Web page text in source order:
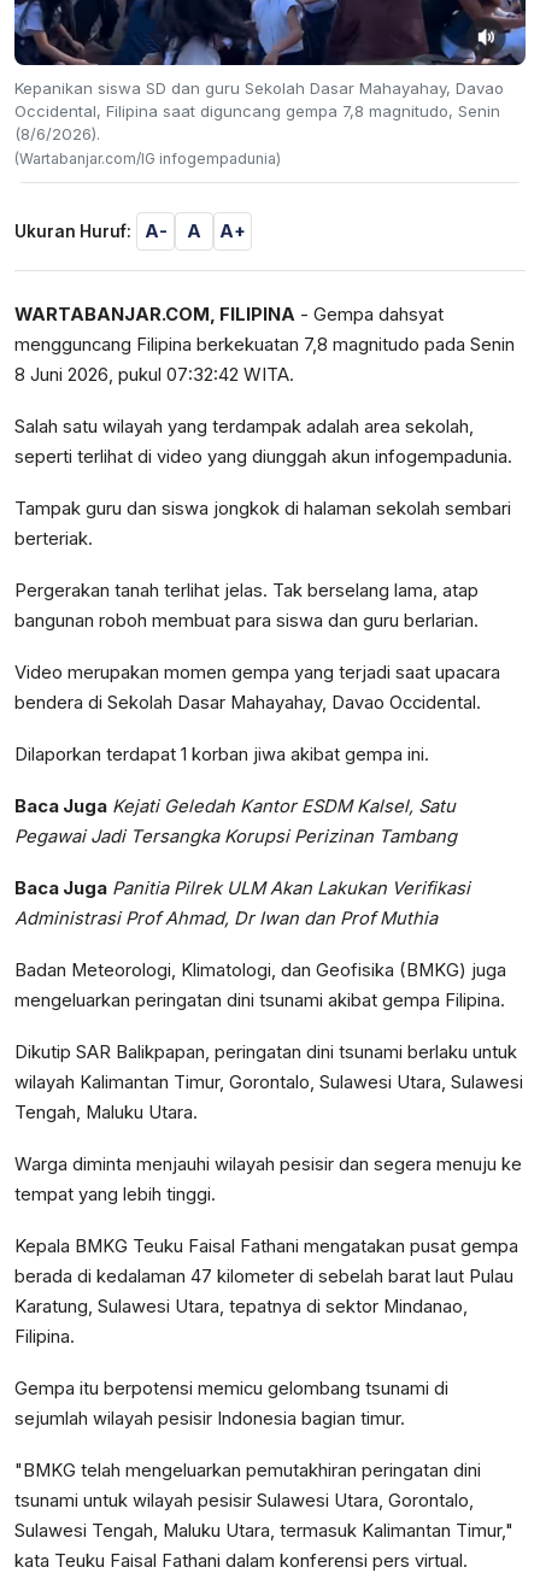
Kepanikan siswa SD dan guru Sekolah Dasar Mahayahay, Davao
Occidental, Filipina saat diguncang gempa 7,8 magnitudo, Senin
(8/6/2026).
(Wartabanjar.com/IG infogempadunia)
Ukuran Huruf: A- A A+
WARTABANJAR.COM, FILIPINA - Gempa dahsyat
mengguncang Filipina berkekuatan 7,8 magnitudo pada Senin
8 Juni 2026, pukul 07:32:42 WITA.
Salah satu wilayah yang terdampak adalah area sekolah,
seperti terlihat di video yang diunggah akun infogempadunia.
Tampak guru dan siswa jongkok di halaman sekolah sembari
berteriak.
Pergerakan tanah terlihat jelas. Tak berselang lama, atap
bangunan roboh membuat para siswa dan guru berlarian.
Video merupakan momen gempa yang terjadi saat upacara
bendera di Sekolah Dasar Mahayahay, Davao Occidental.
Dilaporkan terdapat 1 korban jiwa akibat gempa ini.
Baca Juga Kejati Geledah Kantor ESDM Kalsel, Satu
Pegawai Jadi Tersangka Korupsi Perizinan Tambang
Baca Juga Panitia Pilrek ULM Akan Lakukan Verifikasi
Administrasi Prof Ahmad, Dr Iwan dan Prof Muthia
Badan Meteorologi, Klimatologi, dan Geofisika (BMKG) juga
mengeluarkan peringatan dini tsunami akibat gempa Filipina.
Dikutip SAR Balikpapan, peringatan dini tsunami berlaku untuk
wilayah Kalimantan Timur, Gorontalo, Sulawesi Utara, Sulawesi
Tengah, Maluku Utara.
Warga diminta menjauhi wilayah pesisir dan segera menuju ke
tempat yang lebih tinggi.
Kepala BMKG Teuku Faisal Fathani mengatakan pusat gempa
berada di kedalaman 47 kilometer di sebelah barat laut Pulau
Karatung, Sulawesi Utara, tepatnya di sektor Mindanao,
Filipina.
Gempa itu berpotensi memicu gelombang tsunami di
sejumlah wilayah pesisir Indonesia bagian timur.
"BMKG telah mengeluarkan pemutakhiran peringatan dini
tsunami untuk wilayah pesisir Sulawesi Utara, Gorontalo,
Sulawesi Tengah, Maluku Utara, termasuk Kalimantan Timur,"
kata Teuku Faisal Fathani dalam konferensi pers virtual.